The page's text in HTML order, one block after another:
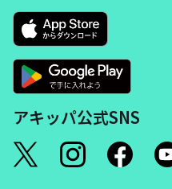
アキッパ公式SNS